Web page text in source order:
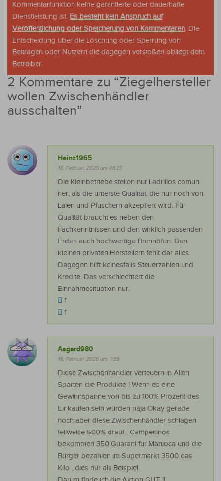
Kommentarfunktion keine garantierte oder dauerhafte
Dienstleistung ist. Es besteht kein Anspruch auf
Veröffentlichung oder Speicherung von Kommentaren. Die
Entscheidung über die Löschung oder Sperrung von
Beiträgen oder Nutzern die dagegen verstoßen obliegt dem
Betreiber.
2 Kommentare zu “Ziegelhersteller
wollen Zwischenhändler
ausschalten”
Heinz1965
18. Februar 2025 um 06:23
Die Kleinbetriebe stellen nur Ladrillos comun
her, als die unterste Qualität, die nur noch von
Laien und Pfuschern akzeptiert wird. Für
Qualität braucht es neben den
Fachkenntnissen und den wirklich passenden
Erden auch hochwertige Brennöfen. Den
kleinen privaten Herstellern fehlt dar alles.
Dagegen hilft keinesfalls Steuerzahlen und
Kredite. Das verschlechtert die
Einnahmesituation nur.
1
1
Asgard980
18. Februar 2025 um 11:55
Diese Zwischenhändler verteuern in Allen
Sparten die Produkte ! Wenn es eine
Gewinnspanne von bis zu 100% Prozent des
Einkaufen sein würden naja Okay gerade
noch aber diese Zwischenhändler schlagen
teilweise 500% drauf . Campesinos
bekommen 350 Guarani für Manioca und die
Bürger bezahlen im Supermarkt 3500 das
Kilo , dies nur als Beispiel.